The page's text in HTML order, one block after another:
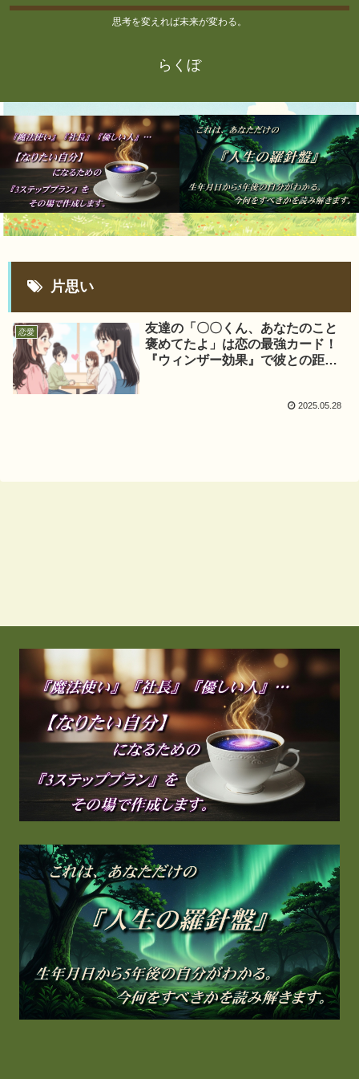
思考を変えれば未来が変わる。
らくぼ
片思い
恋愛
友達の「〇〇くん、あなたのこと
褒めてたよ」は恋の最強カード！
『ウィンザー効果』で彼との距離
2025.05.28